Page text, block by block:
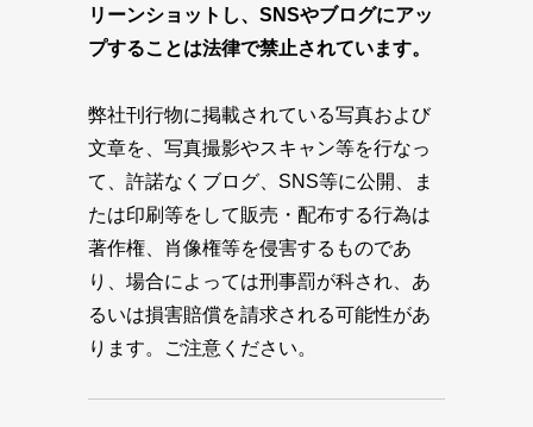
リーンショットし、SNSやブログにアッ
プすることは法律で禁止されています。
弊社刊行物に掲載されている写真および
文章を、写真撮影やスキャン等を行なっ
て、許諾なくブログ、SNS等に公開、ま
たは印刷等をして販売・配布する行為は
著作権、肖像権等を侵害するものであ
り、場合によっては刑事罰が科され、あ
るいは損害賠償を請求される可能性があ
ります。ご注意ください。